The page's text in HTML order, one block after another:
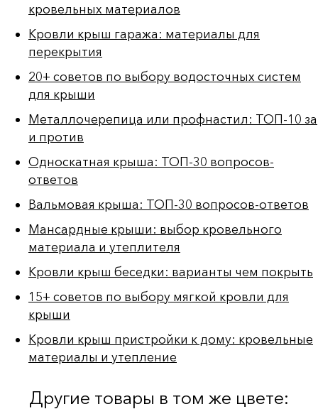
кровельных материалов
Кровли крыш гаража: материалы для
перекрытия
20+ советов по выбору водосточных систем
для крыши
Металлочерепица или профнастил: ТОП-10 за
и против
Односкатная крыша: ТОП-30 вопросов-
ответов
Вальмовая крыша: ТОП-30 вопросов-ответов
Мансардные крыши: выбор кровельного
материала и утеплителя
Кровли крыш беседки: варианты чем покрыть
15+ советов по выбору мягкой кровли для
крыши
Кровли крыш пристройки к дому: кровельные
материалы и утепление
Другие товары в том же цвете: